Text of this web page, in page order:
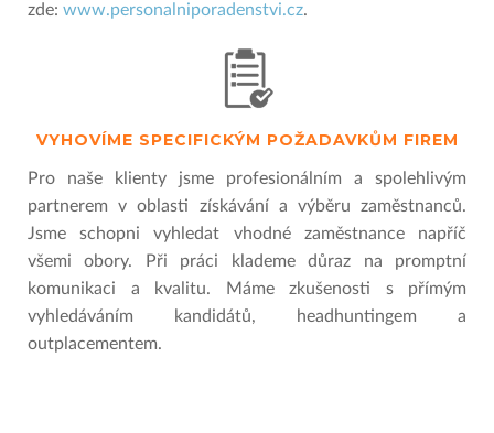
zde: www.personalniporadenstvi.cz.
VYHOVÍME SPECIFICKÝM POŽADAVKŮM FIREM
Pro naše klienty jsme profesionálním a spolehlivým
partnerem v oblasti získávání a výběru zaměstnanců.
Jsme schopni vyhledat vhodné zaměstnance napříč
všemi obory. Při práci klademe důraz na promptní
komunikaci a kvalitu. Máme zkušenosti s přímým
vyhledáváním kandidátů, headhuntingem a
outplacementem.